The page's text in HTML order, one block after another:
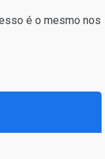
é o mesmo nos